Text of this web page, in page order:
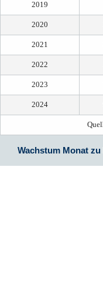
2019
2020
2021
2022
2023
2024
Wachstum Monat zu